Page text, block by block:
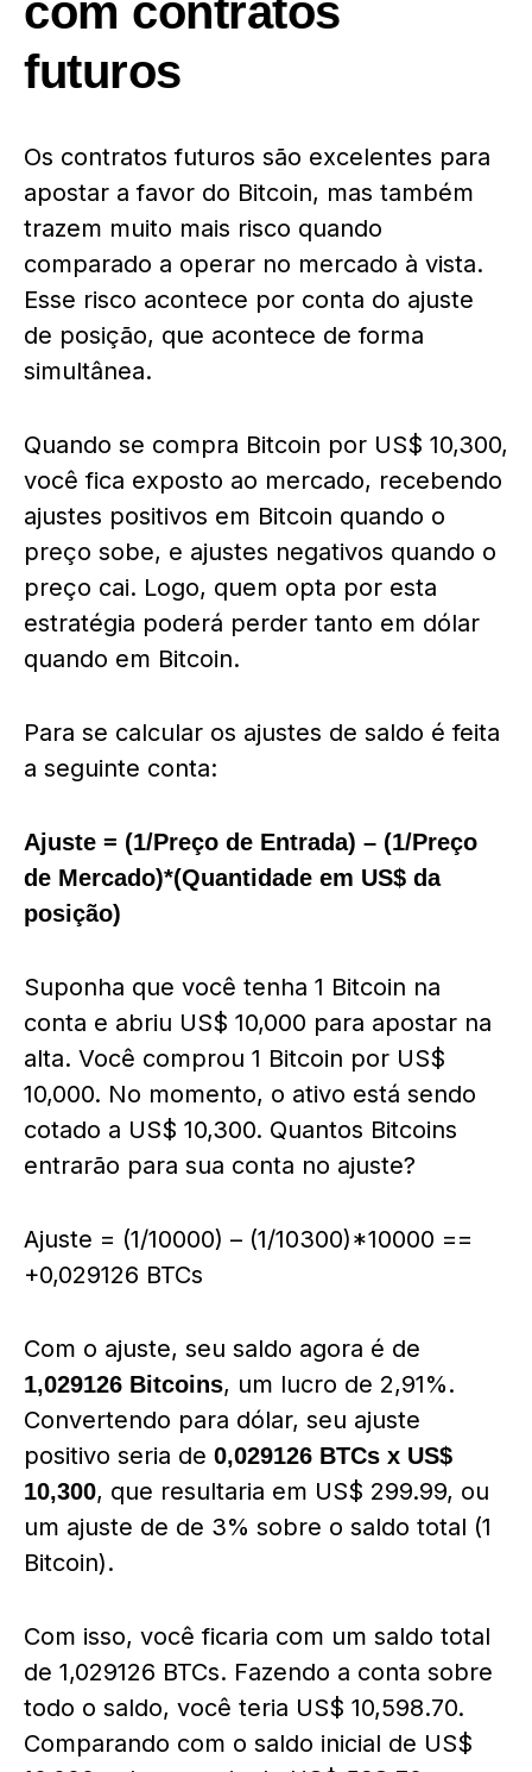
com contratos
futuros
Os contratos futuros são excelentes para
apostar a favor do Bitcoin, mas também
trazem muito mais risco quando
comparado a operar no mercado à vista.
Esse risco acontece por conta do ajuste
de posição, que acontece de forma
simultânea.
Quando se compra Bitcoin por US$ 10,300,
você fica exposto ao mercado, recebendo
ajustes positivos em Bitcoin quando o
preço sobe, e ajustes negativos quando o
preço cai. Logo, quem opta por esta
estratégia poderá perder tanto em dólar
quando em Bitcoin.
Para se calcular os ajustes de saldo é feita
a seguinte conta:
Ajuste = (1/Preço de Entrada) – (1/Preço
de Mercado)*(Quantidade em US$ da
posição)
Suponha que você tenha 1 Bitcoin na
conta e abriu US$ 10,000 para apostar na
alta. Você comprou 1 Bitcoin por US$
10,000. No momento, o ativo está sendo
cotado a US$ 10,300. Quantos Bitcoins
entrarão para sua conta no ajuste?
Ajuste = (1/10000) – (1/10300)*10000 ==
+0,029126 BTCs
Com o ajuste, seu saldo agora é de
1,029126 Bitcoins, um lucro de 2,91%.
Convertendo para dólar, seu ajuste
positivo seria de 0,029126 BTCs x US$
10,300, que resultaria em US$ 299.99, ou
um ajuste de de 3% sobre o saldo total (1
Bitcoin).
Com isso, você ficaria com um saldo total
de 1,029126 BTCs. Fazendo a conta sobre
todo o saldo, você teria US$ 10,598.70.
Comparando com o saldo inicial de US$